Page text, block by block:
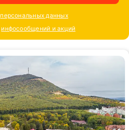
персональных данных
инфосообщений и акций